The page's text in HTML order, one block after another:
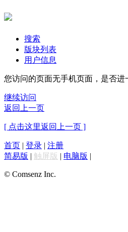
搜索
版块列表
用户信息
您访问的页面无手机页面，是否进
继续访问
返回上一页
[ 点击这里返回上一页 ]
首页 | 登录 | 注册
简易版 | 触屏版 | 电脑版 |
© Comsenz Inc.